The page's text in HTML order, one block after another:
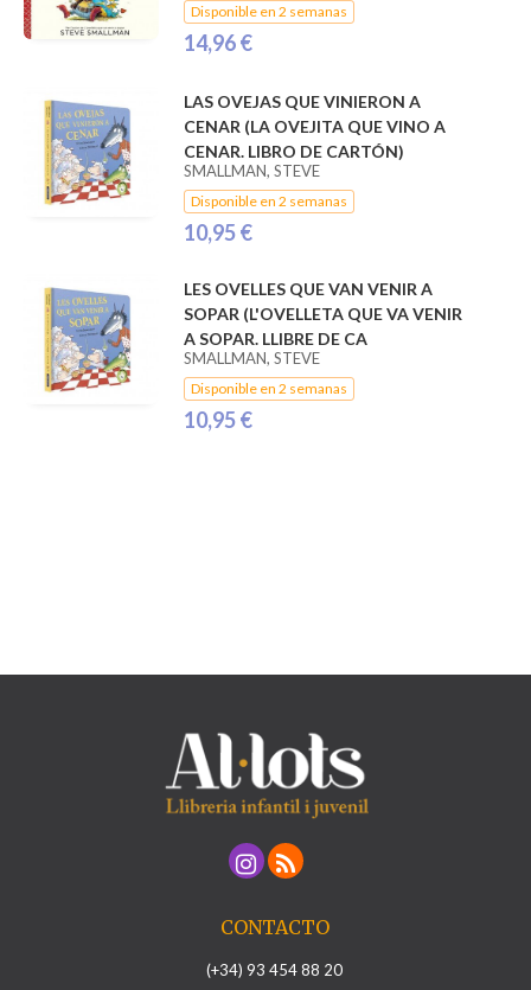
Disponible en 2 semanas
14,96 €
LAS OVEJAS QUE VINIERON A
CENAR (LA OVEJITA QUE VINO A
CENAR. LIBRO DE CARTÓN)
SMALLMAN, STEVE
Disponible en 2 semanas
10,95 €
LES OVELLES QUE VAN VENIR A
SOPAR (L'OVELLETA QUE VA VENIR
A SOPAR. LLIBRE DE CA
SMALLMAN, STEVE
Disponible en 2 semanas
10,95 €
CONTACTO
(+34) 93 454 88 20